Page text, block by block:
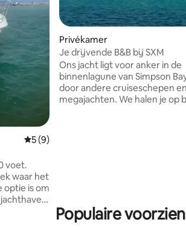
Gemiddelde beoordeling van 5 op 5, 9
5 (9)
voet.
waar het
optie is om
Privékamer
Je drijvende B&B bij SXM
Ons jacht ligt voor anker in de
binnenlagune van Simpson
door andere cruiseschepen
megajachten. We halen je op
Populaire